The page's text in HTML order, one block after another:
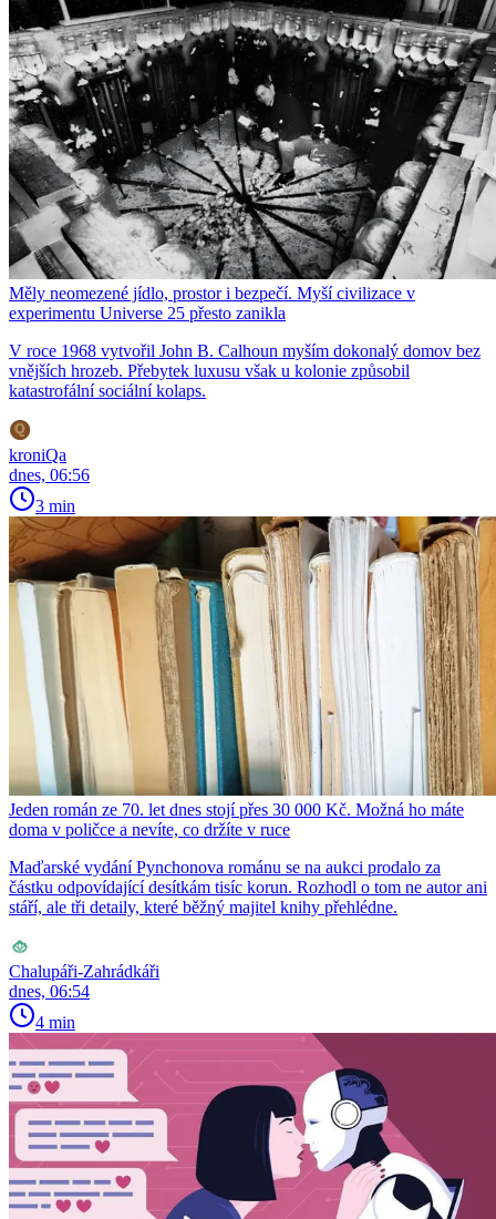
Měly neomezené jídlo, prostor i bezpečí. Myší civilizace v
experimentu Universe 25 přesto zanikla
V roce 1968 vytvořil John B. Calhoun myším dokonalý domov bez
vnějších hrozeb. Přebytek luxusu však u kolonie způsobil
katastrofální sociální kolaps.
kroniQa
dnes, 06:56
3 min
Jeden román ze 70. let dnes stojí přes 30 000 Kč. Možná ho máte
doma v poličce a nevíte, co držíte v ruce
Maďarské vydání Pynchonova románu se na aukci prodalo za
částku odpovídající desítkám tisíc korun. Rozhodl o tom ne autor ani
stáří, ale tři detaily, které běžný majitel knihy přehlédne.
Chalupáři-Zahrádkáři
dnes, 06:54
4 min